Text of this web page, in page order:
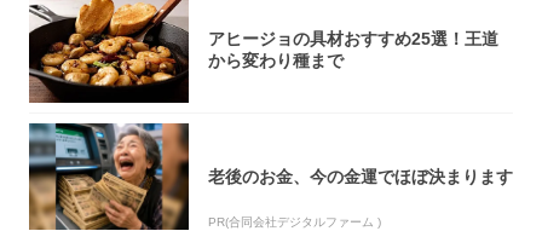
アヒージョの具材おすすめ25選！王道
から変わり種まで
老後のお金、今の金運でほぼ決まります
PR(合同会社デジタルファーム )